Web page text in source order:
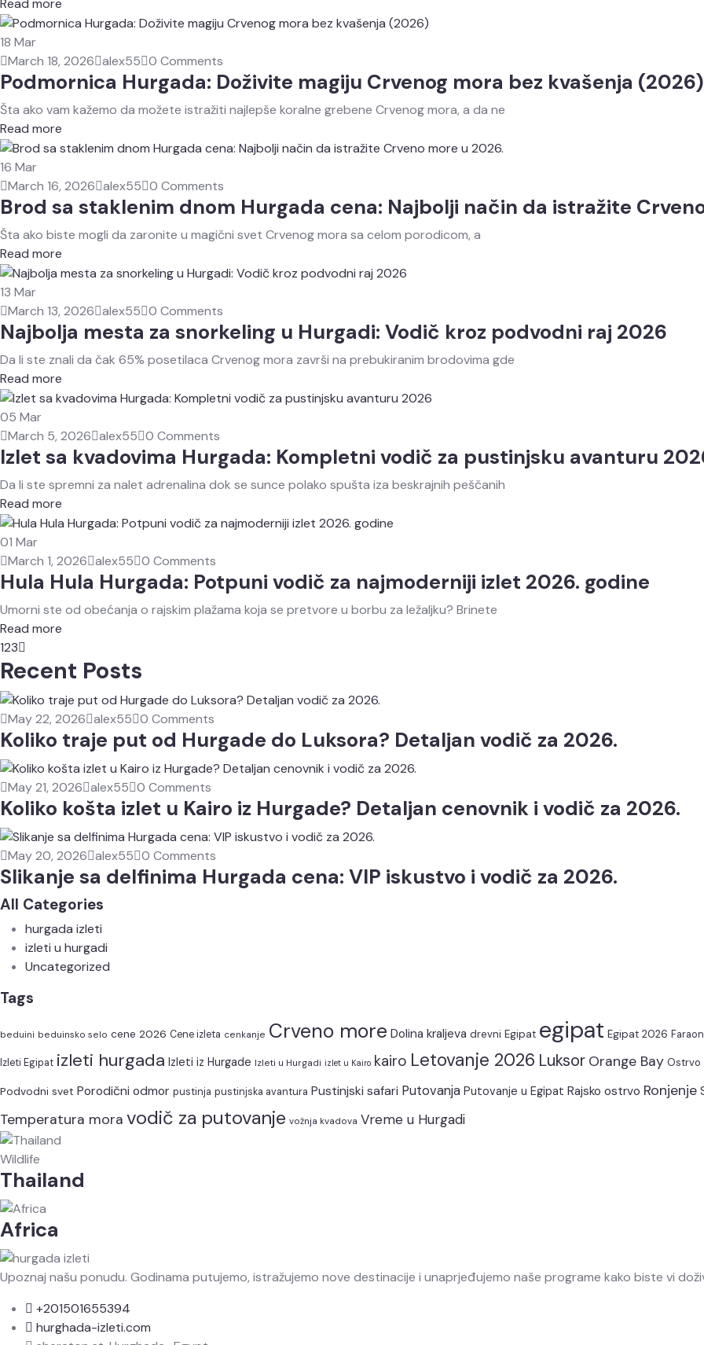
Read more
18 Mar
March 18, 2026 alex55 0 Comments
Podmornica Hurgada: Doživite magiju Crvenog mora bez kvašenja (2026)
Šta ako vam kažemo da možete istražiti najlepše koralne grebene Crvenog mora, a da ne
Read more
16 Mar
March 16, 2026 alex55 0 Comments
Brod sa staklenim dnom Hurgada cena: Najbolji način da istražite
Šta ako biste mogli da zaronite u magični svet Crvenog mora sa celom porodicom, a
Read more
13 Mar
March 13, 2026 alex55 0 Comments
Najbolja mesta za snorkeling u Hurgadi: Vodič kroz podvodni raj 2026
Da li ste znali da čak 65% posetilaca Crvenog mora završi na prebukiranim brodovima gde
Read more
05 Mar
March 5, 2026 alex55 0 Comments
Izlet sa kvadovima Hurgada: Kompletni vodič za pustinjsku avanturu
Da li ste spremni za nalet adrenalina dok se sunce polako spušta iza beskrajnih peščanih
Read more
01 Mar
March 1, 2026 alex55 0 Comments
Hula Hula Hurgada: Potpuni vodič za najmoderniji izlet 2026. godine
Umorni ste od obećanja o rajskim plažama koja se pretvore u borbu za ležaljku? Brinete
Read more
123
Recent Posts
May 22, 2026 alex55 0 Comments
Koliko traje put od Hurgade do Luksora? Detaljan vodič za 2026.
May 21, 2026 alex55 0 Comments
Koliko košta izlet u Kairo iz Hurgade? Detaljan cenovnik i vodič za 2026.
May 20, 2026 alex55 0 Comments
Slikanje sa delfinima Hurgada cena: VIP iskustvo i vodič za 2026.
All Categories
hurgada izleti
izleti u hurgadi
Uncategorized
Tags
beduini beduinsko selo cene 2026 Cene izleta cenkanje Crveno more Dolina kraljeva drevni Egipat egipat Egipat 2026
Izleti Egipat izleti hurgada Izleti iz Hurgade Izleti u Hurgadi izlet u Kairo kairo Letovanje 2026 Luksor Orange Bay Ostrvo
Podvodni svet Porodični odmor pustinja pustinjska avantura Pustinjski safari Putovanja Putovanje u Egipat Rajsko ostrvo Ronjenje
Temperatura mora vodič za putovanje vožnja kvadova Vreme u Hurgadi
Wildlife
Thailand
Africa
Upoznaj našu ponudu. Godinama putujemo, istražujemo nove destinacije i unaprjeđujemo naše programe kako biste vi
+201501655394
hurghada-izleti.com